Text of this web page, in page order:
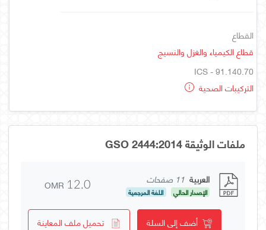
القطاع
قطاع الكيمياء والغزل والنسيج
ICS - 91.140.70
التركيبات الصحية
ملفات الوثيقة GSO 2444:2014
العربية 11 صفحات
الإصدار الحالي اللغة المرجعية OMR 12.0
أضف إلى السلة تحميل ملف المعاينة